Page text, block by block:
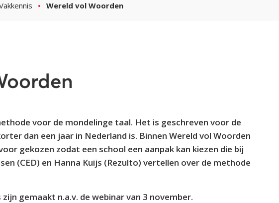
Wereld vol Woorden
voor de mondelinge taal. Het is geschreven voor de
dan een jaar in Nederland is. Binnen Wereld vol Woorden
gekozen zodat een school een aanpak kan kiezen die bij
(CED) en Hanna Kuijs (Rezulto) vertellen over de methode
zijn gemaakt n.a.v. de webinar van 3 november.